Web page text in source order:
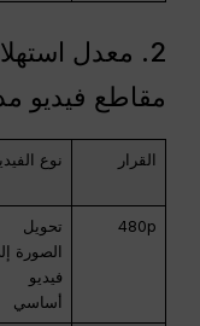
2. معدل
مقاطع فيديو مدتها 5
القرار نوع
480p
تحويل
الصورة
فيديو
أساسي